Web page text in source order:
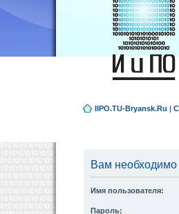
IIPO.TU-Bryansk.Ru |
Вам необходимо
Имя пользователя:
Пароль: